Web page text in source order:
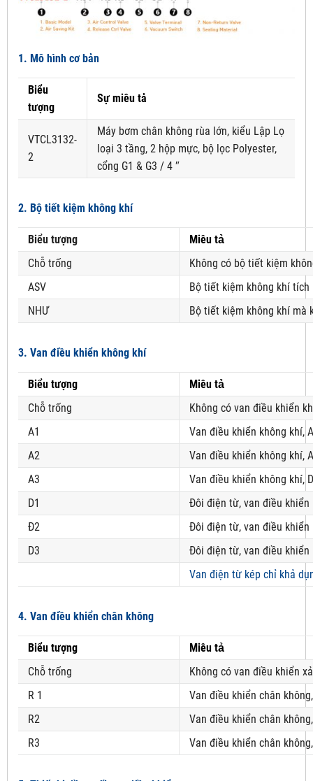
1. Mô hình cơ bản
Biểu
tượng
Sự miêu tả
VTCL3132-
2
Máy bơm chân không rùa lớn, kiểu Lập Lọ
loại 3 tầng, 2 hộp mực, bộ lọc Polyester,
cổng G1 & G3 / 4 ″
2. Bộ tiết kiệm không khí
Biểu tượng
Miêu tả
Chỗ trống
Không có bộ tiết kiệm
ASV
Bộ tiết kiệm không khí
NHƯ
Bộ tiết kiệm không khí mà
3. Van điều khiển không khí
Biểu tượng
Miêu tả
Chỗ trống
Không có van điều khiển
A1
Van điều khiển không khí,
A2
Van điều khiển không khí,
A3
Van điều khiển không khí,
D1
Đôi điện từ, van điều khiển
Đ2
Đôi điện từ, van điều khiển
D3
Đôi điện từ, van điều khiển
Van điện từ kép chỉ khả
4. Van điều khiển chân không
Biểu tượng
Miêu tả
Chỗ trống
Không có van điều khiển
R 1
Van điều khiển chân
R2
Van điều khiển chân
R3
Van điều khiển chân